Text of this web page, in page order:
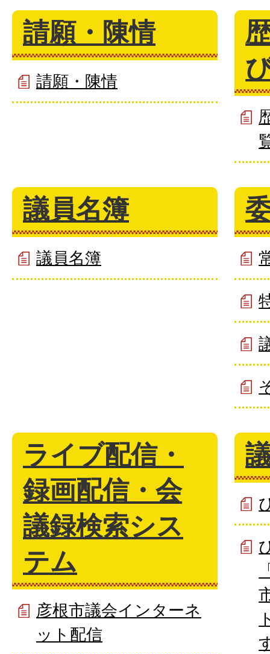
請願・陳情
請願・陳情
議員名簿
議員名簿
ライブ配信・
録画配信・会
議録検索シス
テム
彦根市議会インターネ
ット配信